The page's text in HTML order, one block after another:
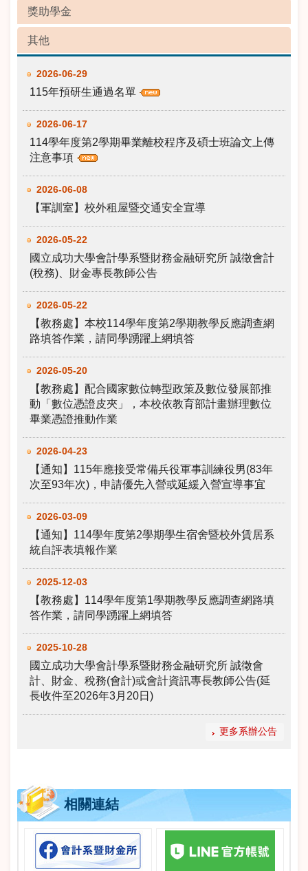
獎助學金
其他
2026-06-29
115年預研生通過名單
2026-06-17
114學年度第2學期畢業離校程序及碩士班論文上傳
注意事項
2026-06-08
【軍訓室】校外租屋暨交通安全宣導
2026-05-22
國立成功大學會計學系暨財務金融研究所 誠徵會計
(稅務)、財金專長教師公告
2026-05-22
【教務處】本校114學年度第2學期教學反應調查網
路填答作業，請同學踴躍上網填答
2026-05-20
【教務處】配合國家數位轉型政策及數位發展部推
動「數位憑證皮夾」，本校依教育部計畫辦理數位
畢業憑證推動作業
2026-04-23
【通知】115年應接受常備兵役軍事訓練役男(83年
次至93年次)，申請優先入營或延緩入營宣導事宜
2026-03-09
【通知】114學年度第2學期學生宿舍暨校外賃居系
統自評表填報作業
2025-12-03
【教務處】114學年度第1學期教學反應調查網路填
答作業，請同學踴躍上網填答
2025-10-28
國立成功大學會計學系暨財務金融研究所 誠徵會
計、財金、稅務(會計)或會計資訊專長教師公告(延
長收件至2026年3月20日)
更多系辦公告
相關連結